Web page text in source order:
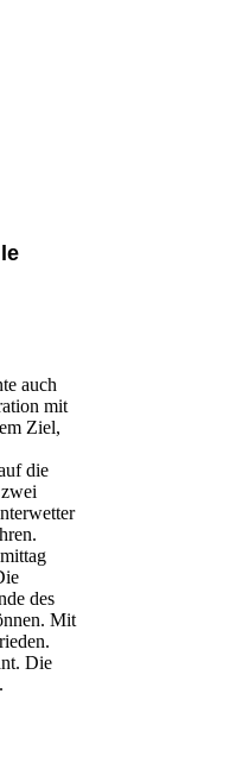
auch
mit
Ziel,
die
des
Mit
Die